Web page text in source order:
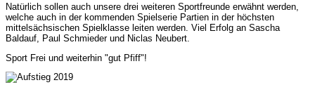
Natürlich sollen auch unsere drei weiteren Sportfreunde erwähnt werden,
welche auch in der kommenden Spielserie Partien in der höchsten
mittelsächsischen Spielklasse leiten werden. Viel Erfolg an Sascha
Baldauf, Paul Schmieder und Niclas Neubert.
Sport Frei und weiterhin "gut Pfiff"!